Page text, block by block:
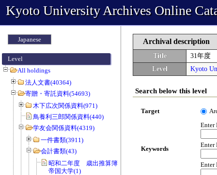
Kyoto University Archives Online
Japanese
Level
All holdings
法人文書(40364)
寄贈・寄託資料(54693)
木下広次関係資料(971)
鳥養利三郎関係資料(440)
学友会関係資料(4319)
一件書類(3911)
会計書類(43)
昭和二年度 歳出推算簿 会費 京都
帝国大学(1)
Archival description
Title
31年度
Level
Kyoto
Search below this level
Target
Keywords
Enter
Enter
Enter